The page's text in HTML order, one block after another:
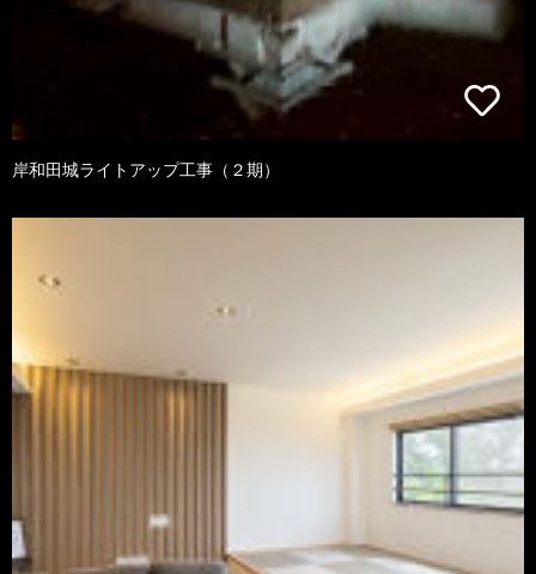
岸和田城ライトアップ工事（２期）